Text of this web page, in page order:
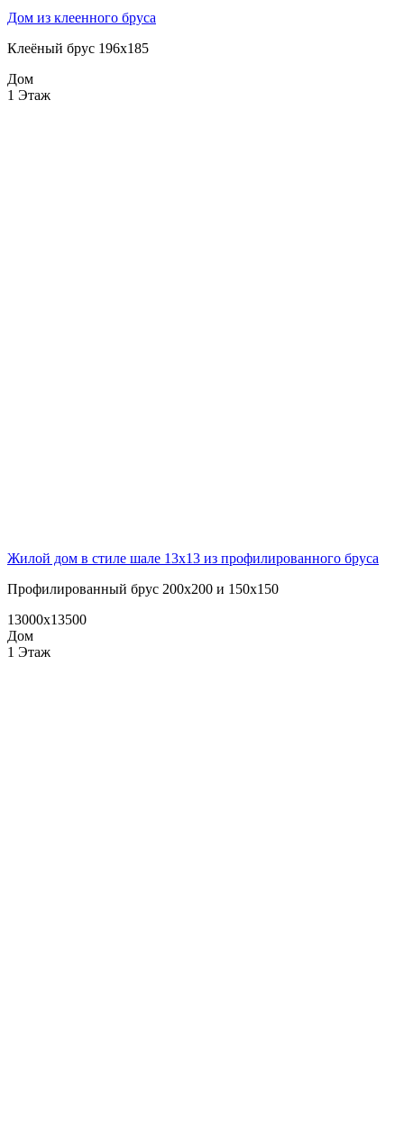
Дом из клеенного бруса
Клеёный брус 196x185
Дом
1 Этаж
Жилой дом в стиле шале 13х13 из профилированного бруса
Профилированный брус 200х200 и 150х150
13000x13500
Дом
1 Этаж